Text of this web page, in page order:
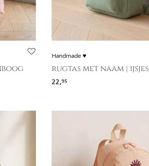
Handmade ♥
rugtas met naam | ijsjes
22,95